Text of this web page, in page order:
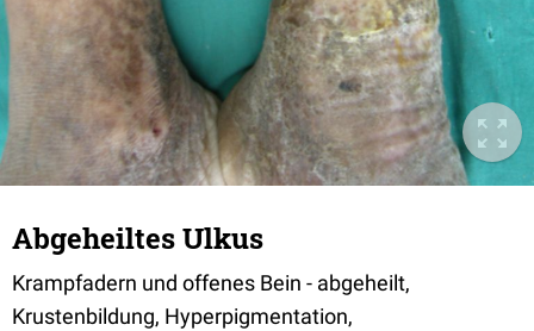
Abgeheiltes Ulkus
Krampfadern und offenes Bein - abgeheilt,
Krustenbildung, Hyperpigmentation,